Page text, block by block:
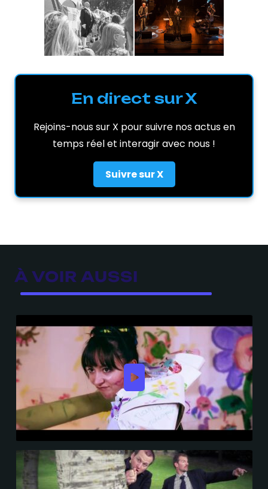
En direct sur X
Rejoins-nous sur X pour suivre nos actus en
temps réel et interagir avec nous !
Suivre sur X
À VOIR AUSSI